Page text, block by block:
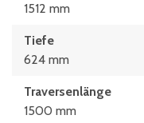
1512 mm
Tiefe
624 mm
Traversenlänge
1500 mm